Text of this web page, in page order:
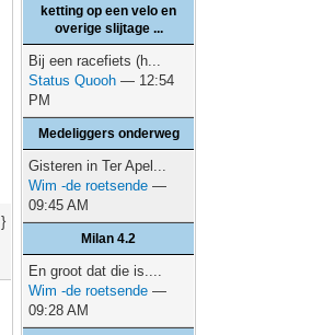
}
ketting op een velo en
overige slijtage ...
Bij een racefiets (h...
Status Quooh — 12:54
PM
Medeliggers onderweg
Gisteren in Ter Apel...
Wim -de roetsende —
09:45 AM
Milan 4.2
En groot dat die is....
Wim -de roetsende —
09:28 AM